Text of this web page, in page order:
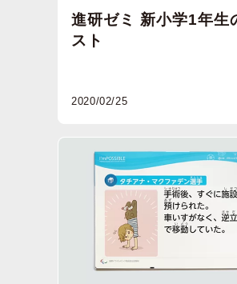
進研ゼミ 新小学1年生
スト
2020/02/25